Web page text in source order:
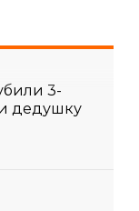
3-
дедушку